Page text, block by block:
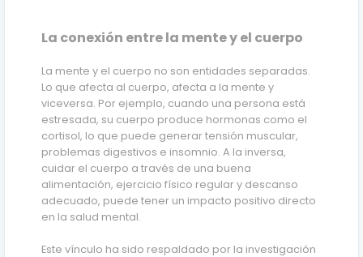
La conexión entre la mente y el cuerpo
La mente y el cuerpo no son entidades separadas.
Lo que afecta al cuerpo, afecta a la mente y
viceversa. Por ejemplo, cuando una persona está
estresada, su cuerpo produce hormonas como el
cortisol, lo que puede generar tensión muscular,
problemas digestivos e insomnio. A la inversa,
cuidar el cuerpo a través de una buena
alimentación, ejercicio físico regular y descanso
adecuado, puede tener un impacto positivo directo
en la salud mental.
Este vínculo ha sido respaldado por la investigación